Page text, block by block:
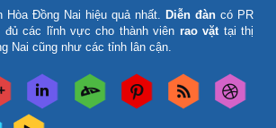
Hòa Đồng Nai hiệu quả nhất. Diễn đàn có PR
đủ các lĩnh vực cho thành viên rao vặttại thị
Nai cũng như các tỉnh lân cận.